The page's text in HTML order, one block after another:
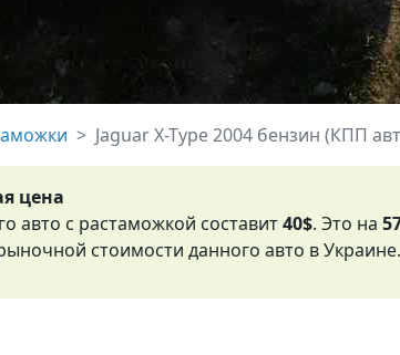
Jaguar X-Type 2004 бензин (КПП
цена
авто с растаможкой составит40$. Это на
стоимости данного авто в Украине.